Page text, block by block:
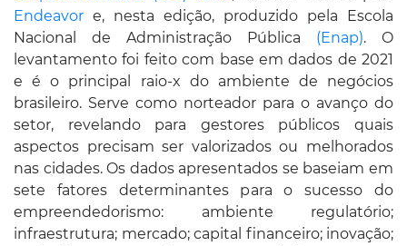
Endeavor e, nesta edição, produzido pela Escola
Nacional de Administração Pública (Enap). O
levantamento foi feito com base em dados de 2021
e é o principal raio-x do ambiente de negócios
brasileiro. Serve como norteador para o avanço do
setor, revelando para gestores públicos quais
aspectos precisam ser valorizados ou melhorados
nas cidades. Os dados apresentados se baseiam em
sete fatores determinantes para o sucesso do
empreendedorismo: ambiente regulatório;
infraestrutura; mercado; capital financeiro; inovação;